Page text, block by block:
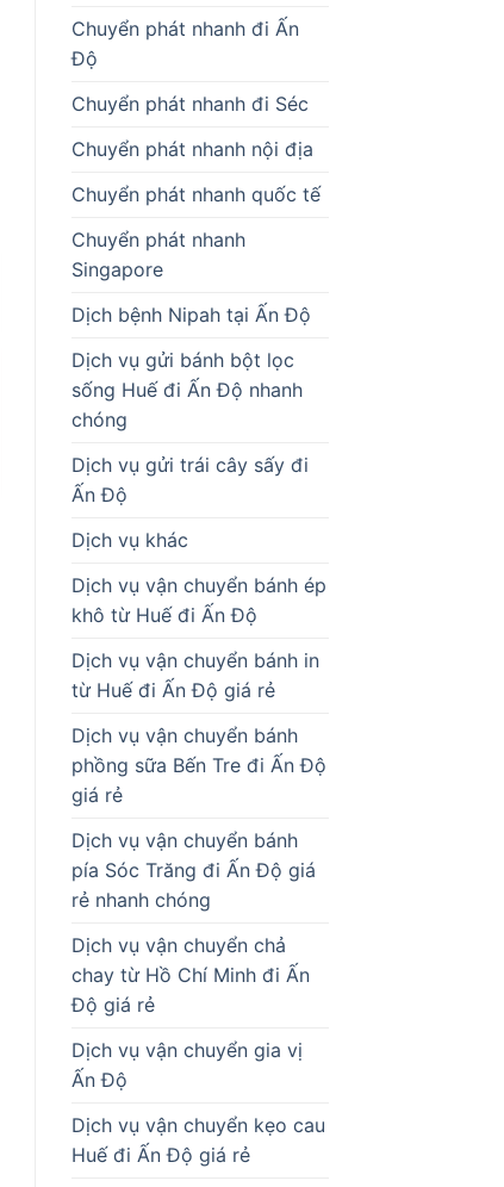
Chuyển phát nhanh đi Ấn
Độ
Chuyển phát nhanh đi Séc
Chuyển phát nhanh nội địa
Chuyển phát nhanh quốc tế
Chuyển phát nhanh
Singapore
Dịch bệnh Nipah tại Ấn Độ
Dịch vụ gửi bánh bột lọc
sống Huế đi Ấn Độ nhanh
chóng
Dịch vụ gửi trái cây sấy đi
Ấn Độ
Dịch vụ khác
Dịch vụ vận chuyển bánh ép
khô từ Huế đi Ấn Độ
Dịch vụ vận chuyển bánh in
từ Huế đi Ấn Độ giá rẻ
Dịch vụ vận chuyển bánh
phồng sữa Bến Tre đi Ấn Độ
giá rẻ
Dịch vụ vận chuyển bánh
pía Sóc Trăng đi Ấn Độ giá
rẻ nhanh chóng
Dịch vụ vận chuyển chả
chay từ Hồ Chí Minh đi Ấn
Độ giá rẻ
Dịch vụ vận chuyển gia vị
Ấn Độ
Dịch vụ vận chuyển kẹo cau
Huế đi Ấn Độ giá rẻ